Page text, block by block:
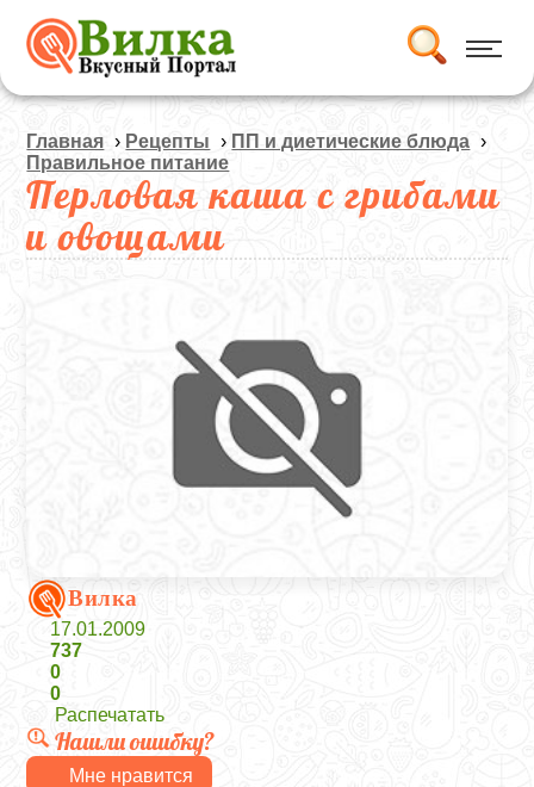
Главная › Рецепты › ПП и диетические блюда ›
Правильное питание
Перловая каша с грибами
и овощами
Вилка
17.01.2009
737
0
0
Распечатать
Нашли ошибку?
Мне нравится